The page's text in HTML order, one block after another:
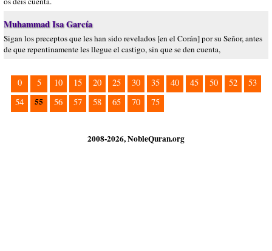
Muhammad Isa García
Sigan los preceptos que les han sido revelados [en el Corán] por su Señor, antes
de que repentinamente les llegue el castigo, sin que se den cuenta,
0 5 10 15 20 25 30 35 40 45 50 52
53
54
55 56 57 58 65 70 75
2008-2026, NobleQuran.org